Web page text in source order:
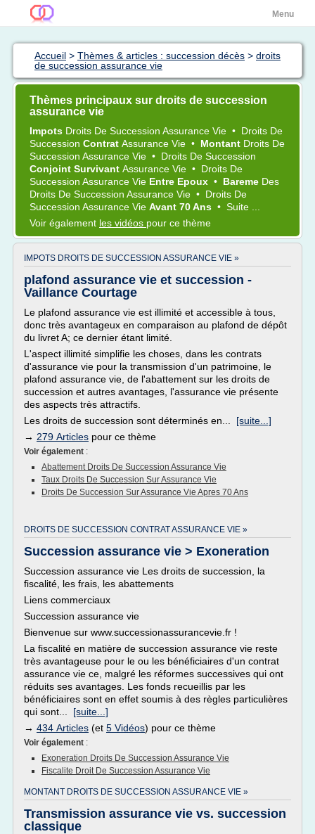
Menu
Accueil > Thèmes & articles : succession décès > droits
de succession assurance vie
Thèmes principaux sur droits de succession
assurance vie
Impots Droits De Succession Assurance Vie • Droits De
Succession Contrat Assurance Vie • Montant Droits De
Succession Assurance Vie • Droits De Succession
Conjoint Survivant Assurance Vie • Droits De
Succession Assurance Vie Entre Epoux • Bareme Des
Droits De Succession Assurance Vie • Droits De
Succession Assurance Vie Avant 70 Ans • Suite ...
Voir également les vidéos pour ce thème
IMPOTS DROITS DE SUCCESSION ASSURANCE VIE »
plafond assurance vie et succession -
Vaillance Courtage
Le plafond assurance vie est illimité et accessible à tous,
donc très avantageux en comparaison au plafond de dépôt
du livret A; ce dernier étant limité.
L'aspect illimité simplifie les choses, dans les contrats
d'assurance vie pour la transmission d'un patrimoine, le
plafond assurance vie, de l'abattement sur les droits de
succession et autres avantages, l'assurance vie présente
des aspects très attractifs.
Les droits de succession sont déterminés en... [suite...]
→ 279 Articles pour ce thème
Voir également :
Abattement Droits De Succession Assurance Vie
Taux Droits De Succession Sur Assurance Vie
Droits De Succession Sur Assurance Vie Apres 70 Ans
DROITS DE SUCCESSION CONTRAT ASSURANCE VIE »
Succession assurance vie > Exoneration
Succession assurance vie Les droits de succession, la
fiscalité, les frais, les abattements
Liens commerciaux
Succession assurance vie
Bienvenue sur www.successionassurancevie.fr !
La fiscalité en matière de succession assurance vie reste
très avantageuse pour le ou les bénéficiaires d'un contrat
assurance vie ce, malgré les réformes successives qui ont
réduits ses avantages. Les fonds recueillis par les
bénéficiaires sont en effet soumis à des règles particulières
qui sont... [suite...]
→ 434 Articles (et 5 Vidéos) pour ce thème
Voir également :
Exoneration Droits De Succession Assurance Vie
Fiscalite Droit De Succession Assurance Vie
MONTANT DROITS DE SUCCESSION ASSURANCE VIE »
Transmission assurance vie vs. succession
classique